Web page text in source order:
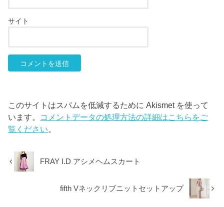
サイト
このサイトはスパムを低減するために Akismet を使って
います。 コメントデータの処理方法の詳細はこちらをご
覧ください。
FRAY I.D アシメヘムスカート
fifth Vネックリブニットセットアップ